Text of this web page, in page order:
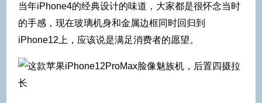
当年iPhone4的经典设计的味道，大家都是很怀念当时
的手感，现在玻璃机身和金属边框同时回归到
iPhone12上，应该说是满足消费者的愿望。